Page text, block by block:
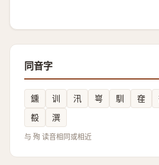
同音字
鑂 训 汛 㟧 馴 㚝
殾
潠
与 殉 读音相同或相近